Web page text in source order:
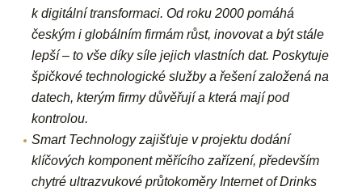
k digitální transformaci. Od roku 2000 pomáhá
českým i globálním firmám růst, inovovat a být stále
lepší – to vše díky síle jejich vlastních dat. Poskytuje
špičkové technologické služby a řešení založená na
datech, kterým firmy důvěřují a která mají pod
kontrolou.
Smart Technologyzajišťuje v projektu dodání
klíčových komponent měřícího zařízení, především
chytré ultrazvukové průtokoměry Internet of Drinks